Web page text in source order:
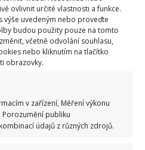
ovlivnit určité vlastnosti a funkce.
výše uvedeným nebo proveďte
budou použity pouze na tomto
včetně odvolání souhlasu,
nebo kliknutím na tlačítko
obrazovky.
v zařízení, Měření výkonu
Porozumění publiku
údajů z různých zdrojů.
a tipy